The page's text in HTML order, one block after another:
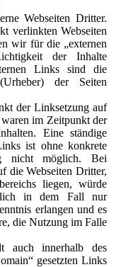
Webseiten Dritter.
verlinkten Webseiten
wir für die „externen
der Inhalte
Links sind die
der Seiten
der Linksetzung auf
im Zeitpunkt der
Eine ständige
ist ohne konkrete
nicht möglich. Bei
die Webseiten Dritter,
liegen, würde
in dem Fall nur
erlangen und es
die Nutzung im Falle
auch innerhalb des
gesetzten Links